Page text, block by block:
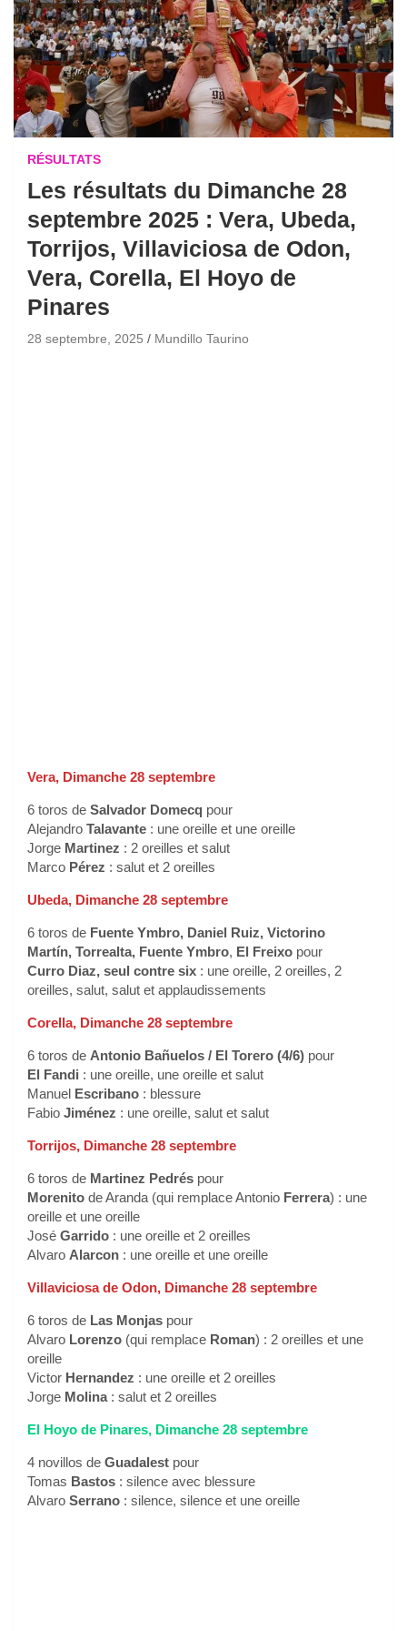
RÉSULTATS
Les résultats du Dimanche 28
septembre 2025 : Vera, Ubeda,
Torrijos, Villaviciosa de Odon,
Vera, Corella, El Hoyo de
Pinares
28 septembre, 2025 Mundillo Taurino
Vera, Dimanche 28 septembre
6 toros de Salvador Domecq pour
Alejandro Talavante : une oreille et une oreille
Jorge Martinez : 2 oreilles et salut
Marco Pérez : salut et 2 oreilles
Ubeda, Dimanche 28 septembre
6 toros de Fuente Ymbro, Daniel Ruiz, Victorino
Martín, Torrealta, Fuente Ymbro, El Freixo pour
Curro Diaz, seul contre six : une oreille, 2 oreilles, 2
oreilles, salut, salut et applaudissements
Corella, Dimanche 28 septembre
6 toros de Antonio Bañuelos / El Torero (4/6) pour
El Fandi : une oreille, une oreille et salut
Manuel Escribano : blessure
Fabio Jiménez : une oreille, salut et salut
Torrijos, Dimanche 28 septembre
6 toros de Martinez Pedrés pour
Morenito de Aranda (qui remplace Antonio Ferrera) : une
oreille et une oreille
José Garrido : une oreille et 2 oreilles
Alvaro Alarcon : une oreille et une oreille
Villaviciosa de Odon, Dimanche 28 septembre
6 toros de Las Monjas pour
Alvaro Lorenzo (qui remplace Roman) : 2 oreilles et une
oreille
Victor Hernandez : une oreille et 2 oreilles
Jorge Molina: salut et 2 oreilles
El Hoyo de Pinares, Dimanche 28 septembre
4 novillos de Guadalest pour
Tomas Bastos : silence avec blessure
Alvaro Serrano : silence, silence et une oreille